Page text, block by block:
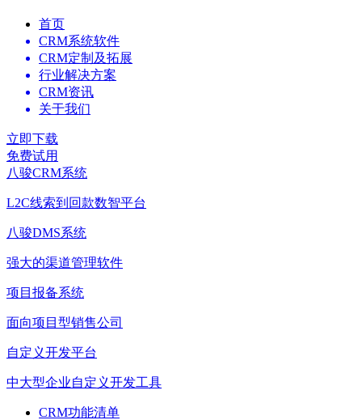
首页
CRM系统软件
CRM定制及拓展
行业解决方案
CRM资讯
关于我们
立即下载
免费试用
八骏CRM系统
L2C线索到回款数智平台
八骏DMS系统
强大的渠道管理软件
项目报备系统
面向项目型销售公司
自定义开发平台
中大型企业自定义开发工具
CRM功能清单